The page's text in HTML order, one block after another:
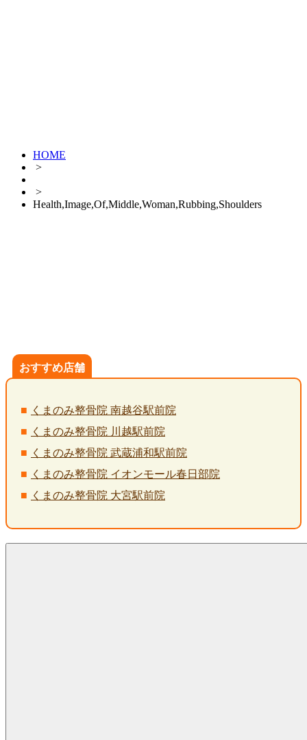
HOME
>
>
Health,Image,Of,Middle,Woman,Rubbing,Shoulders
おすすめ店舗
くまのみ整骨院 南越谷駅前院
くまのみ整骨院 川越駅前院
くまのみ整骨院 武蔵浦和駅前院
くまのみ整骨院 イオンモール春日部院
くまのみ整骨院 大宮駅前院